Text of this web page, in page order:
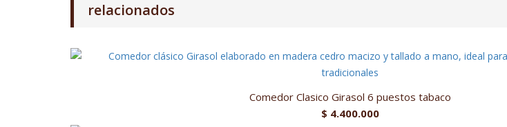
relacionados
Comedor Clasico Girasol 6 puestos tabaco
$ 4.400.000